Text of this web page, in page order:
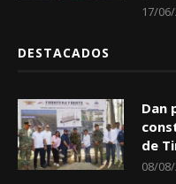
17/
DESTACADOS
Dan
de
08/